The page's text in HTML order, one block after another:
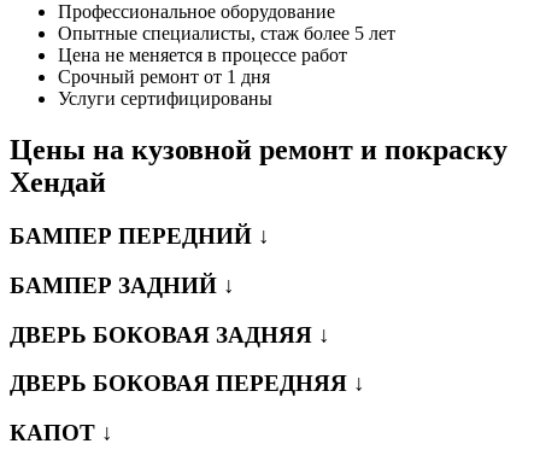
Профессиональное оборудование
Опытные специалисты, стаж более 5 лет
Цена не меняется в процессе работ
Срочный ремонт от 1 дня
Услуги сертифицированы
Цены на кузовной ремонт и покраску
Хендай
БАМПЕР ПЕРЕДНИЙ ↓
БАМПЕР ЗАДНИЙ ↓
ДВЕРЬ БОКОВАЯ ЗАДНЯЯ ↓
ДВЕРЬ БОКОВАЯ ПЕРЕДНЯЯ ↓
КАПОТ ↓